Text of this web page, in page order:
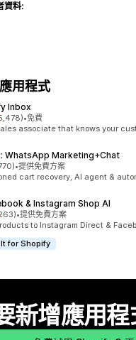
資料:
用程式
Inbox
5 顆星
則評價
•免費
associate that knows your
WhatsApp Marketing+Chat
5 顆星
則評價
•提供免費方案
cart recovery, AI agent &
& Instagram Shop AI
5 顆星
則評價
•提供免費方案
to Instagram Direct &
for Shopify
新增應用程